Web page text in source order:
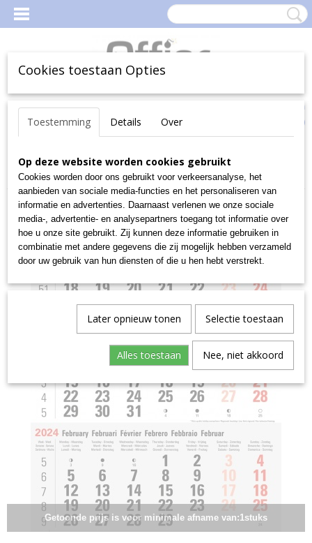
Inloggen Registreren
Uw Winkelwagen
(0)
Home >OFFICEKNALLERS deals>3-maandkalender Classic grijs,
2024
Getoonde prijs is voor minimale afname van:1stuks
Cookies toestaan Opties
Toestemming Details Over
Op deze website worden cookies gebruikt
Cookies worden door ons gebruikt voor verkeersanalyse, het
aanbieden van sociale media-functies en het personaliseren van
informatie en advertenties. Daarnaast verlenen we onze sociale
media-, advertentie- en analysepartners toegang tot informatie over
hoe u onze site gebruikt. Zij kunnen deze informatie gebruiken in
combinatie met andere gegevens die zij mogelijk hebben verzameld
door uw gebruik van hun diensten of die u hen hebt verstrekt.
Later opnieuw tonen Selectie toestaan
Alles toestaan Nee, niet akkoord